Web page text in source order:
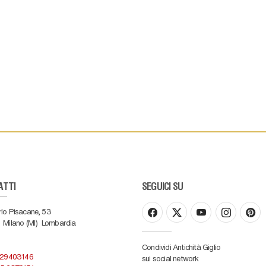
Pisacane, 53
Milano (MI) Lombardia
SEGUICI SU
Condividi Antichità Giglio
sui social network